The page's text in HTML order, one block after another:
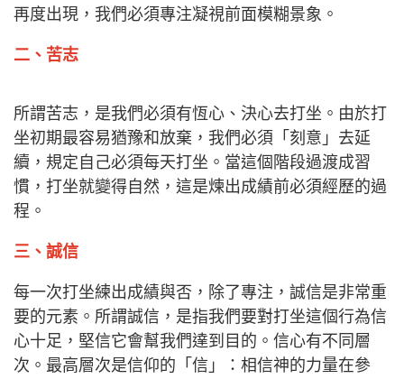
再度出現，我們必須專注凝視前面模糊景象。
二、苦志
所謂苦志，是我們必須有恆心、決心去打坐。由於打
坐初期最容易猶豫和放棄，我們必須「刻意」去延
續，規定自己必須每天打坐。當這個階段過渡成習
慣，打坐就變得自然，這是煉出成績前必須經歷的過
程。
三、誠信
每一次打坐練出成績與否，除了專注，誠信是非常重
要的元素。所謂誠信，是指我們要對打坐這個行為信
心十足，堅信它會幫我們達到目的。信心有不同層
次。最高層次是信仰的「信」：相信神的力量在參